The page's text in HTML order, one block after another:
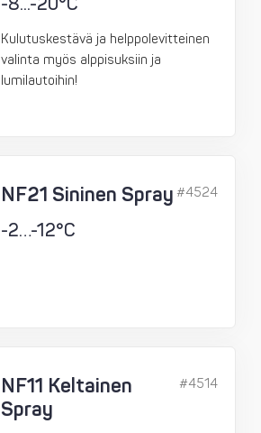
Kulutuskestävä ja helppolevitteinen
valinta myös alppisuksiin ja
lumilautoihin!
NF21 Sininen Spray
-2…-12°C
#4524
NF11 Keltainen
Spray
#4514